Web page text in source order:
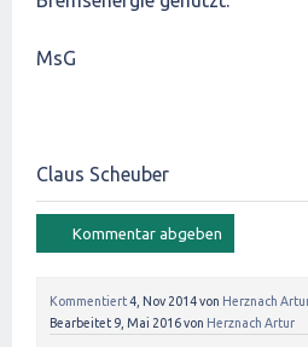
MsG
Claus Scheuber
Kommentiert4, Nov 2014von Herznach
Bearbeitet 9, Mai 2016von Herznach Artur